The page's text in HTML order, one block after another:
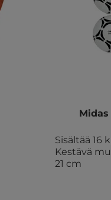
Sisältää 16
Kestävä
21 cm